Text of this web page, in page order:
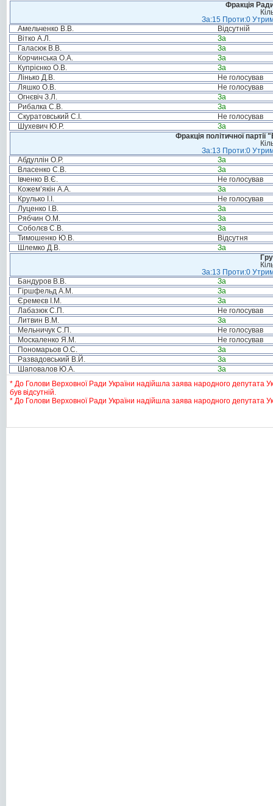
Фракція
За:15 Проти:0
Амельченко В.В.
Відсутній
Вітко А.Л.
За
Галасюк В.В.
За
Корчинська О.А.
За
Купрієнко О.В.
За
Лінько Д.В.
Не голосував
Ляшко О.В.
Не голосував
Огнєвіч З.Л.
За
Рибалка С.В.
За
Скуратовський С.І.
Не голосував
Шухевич Ю.Р.
За
Фракція політичної
За:13 Проти:0
Абдуллін О.Р.
За
Власенко С.В.
За
Івченко В.Є.
Не голосував
Кожем’якін А.А.
За
Крулько І.І.
Не голосував
Луценко І.В.
За
Рябчин О.М.
За
Соболєв С.В.
За
Тимошенко Ю.В.
Відсутня
Шлемко Д.В.
За
За:13 Проти:0
Бандуров В.В.
За
Гіршфельд А.М.
За
Єремеєв І.М.
За
Лабазюк С.П.
Не голосував
Литвин В.М.
За
Мельничук С.П.
Не голосував
Москаленко Я.М.
Не голосував
Пономарьов О.С.
За
Развадовський В.Й.
За
Шаповалов Ю.А.
За
* До Голови Верховної Ради України надійшла заява народного депутата
був відсутній.
* До Голови Верховної Ради України надійшла заява народного депутата